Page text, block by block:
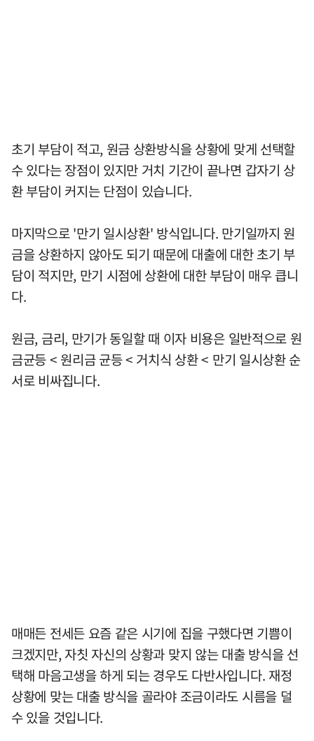
초기 부담이 적고, 원금 상환방식을 상황에 맞게 선택할
수 있다는 장점이 있지만 거치 기간이 끝나면 갑자기 상
환 부담이 커지는 단점이 있습니다.
마지막으로 '만기 일시상환' 방식입니다. 만기일까지 원
금을 상환하지 않아도 되기 때문에 대출에 대한 초기 부
담이 적지만, 만기 시점에 상환에 대한 부담이 매우 큽니
다.
원금, 금리, 만기가 동일할 때 이자 비용은 일반적으로 원
금균등 < 원리금 균등 < 거치식 상환 < 만기 일시상환 순
서로 비싸집니다.
매매든 전세든 요즘 같은 시기에 집을 구했다면 기쁨이
크겠지만, 자칫 자신의 상황과 맞지 않는 대출 방식을 선
택해 마음고생을 하게 되는 경우도 다반사입니다. 재정
상황에 맞는 대출 방식을 골라야 조금이라도 시름을 덜
수 있을 것입니다.